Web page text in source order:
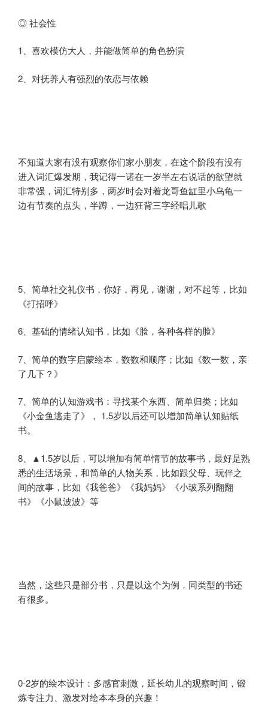
◎ 社会性
1、喜欢模仿大人，并能做简单的角色扮演
2、对抚养人有强烈的依恋与依赖
不知道大家有没有观察你们家小朋友，在这个阶段有没有
进入词汇爆发期，我记得一诺在一岁半左右说话的欲望就
非常强，词汇特别多，两岁时会对着龙哥鱼缸里小乌龟一
边有节奏的点头，半蹲，一边狂背三字经唱儿歌
5、简单社交礼仪书，你好，再见，谢谢，对不起等，比如
《打招呼》
6、基础的情绪认知书，比如《脸，各种各样的脸》
7、简单的数字启蒙绘本，数数和顺序；比如《数一数，亲
了几下？》
7、简单的认知游戏书：寻找某个东西、简单归类；比如
《小金鱼逃走了》， 1.5岁以后还可以增加简单认知贴纸
书。
8、▲1.5岁以后，可以增加有简单情节的故事书，最好是熟
悉的生活场景，和简单的人物关系，比如跟父母、玩伴之
间的故事，比如《我爸爸》《我妈妈》《小玻系列翻翻
书》《小鼠波波》等
当然，这些只是部分书，只是以这个为例，同类型的书还
有很多。
0-2岁的绘本设计：多感官刺激，延长幼儿的观察时间，锻
炼专注力、激发对绘本本身的兴趣！